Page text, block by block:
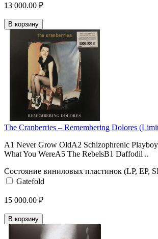
13 000.00 ₽
В корзину
The Cranberries – Remembering Dolores
A1 Never Grow OldA2 Schizophrenic
What You WereA5 The RebelsB1 Daffodil ..
Состояние виниловых пластинок (LP, EP,
Gatefold
15 000.00 ₽
В корзину